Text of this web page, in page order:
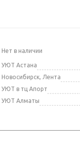
Нет в наличии
УЮТ Астана
Новосибирск, Лента
УЮТ в тц Апорт
УЮТ Алматы